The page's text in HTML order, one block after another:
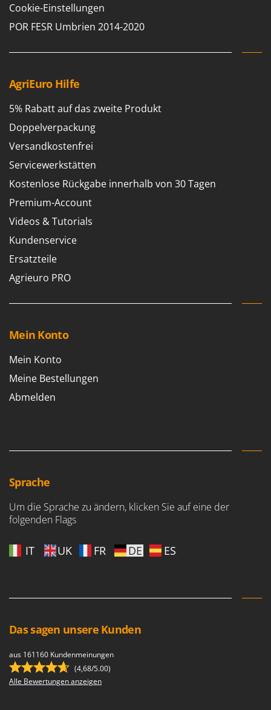
Cookie-Einstellungen
POR FESR Umbrien 2014-2020
AgriEuro Hilfe
5% Rabatt auf das zweite Produkt
Doppelverpackung
Versandkostenfrei
Servicewerkstätten
Kostenlose Rückgabe innerhalb von 30 Tagen
Premium-Account
Videos & Tutorials
Kundenservice
Ersatzteile
Agrieuro PRO
Mein Konto
Mein Konto
Meine Bestellungen
Abmelden
Sprache
Um die Sprache zu ändern, klicken Sie auf eine der
folgenden Flags
IT UK FR DE ES
Das sagen unsere Kunden
aus 161160 Kundenmeinungen
(4,68/5.00)
Alle Bewertungen anzeigen